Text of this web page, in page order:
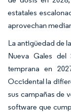
estatales
aprovechan
La antigüedad de
Nueva Gales
temprana en
Occidental la
sus campañas de
software que